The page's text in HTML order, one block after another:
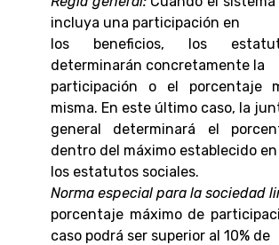
incluya una participación en
los beneficios, los
determinarán concretamente la
participación o el porcentaje
misma. En este último caso, la
general determinará el
dentro del máximo establecido en
los estatutos sociales.
Norma especial para la sociedad
porcentaje máximo de
caso podrá ser superior al 10% de